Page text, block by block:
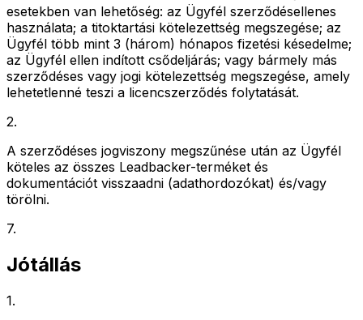
esetekben van lehetőség: az Ügyfél szerződésellenes
használata; a titoktartási kötelezettség megszegése; az
Ügyfél több mint 3 (három) hónapos fizetési késedelme;
az Ügyfél ellen indított csődeljárás; vagy bármely más
szerződéses vagy jogi kötelezettség megszegése, amely
lehetetlenné teszi a licencszerződés folytatását.
2.
A szerződéses jogviszony megszűnése után az Ügyfél
köteles az összes Leadbacker-terméket és
dokumentációt visszaadni (adathordozókat) és/vagy
törölni.
7.
Jótállás
1.